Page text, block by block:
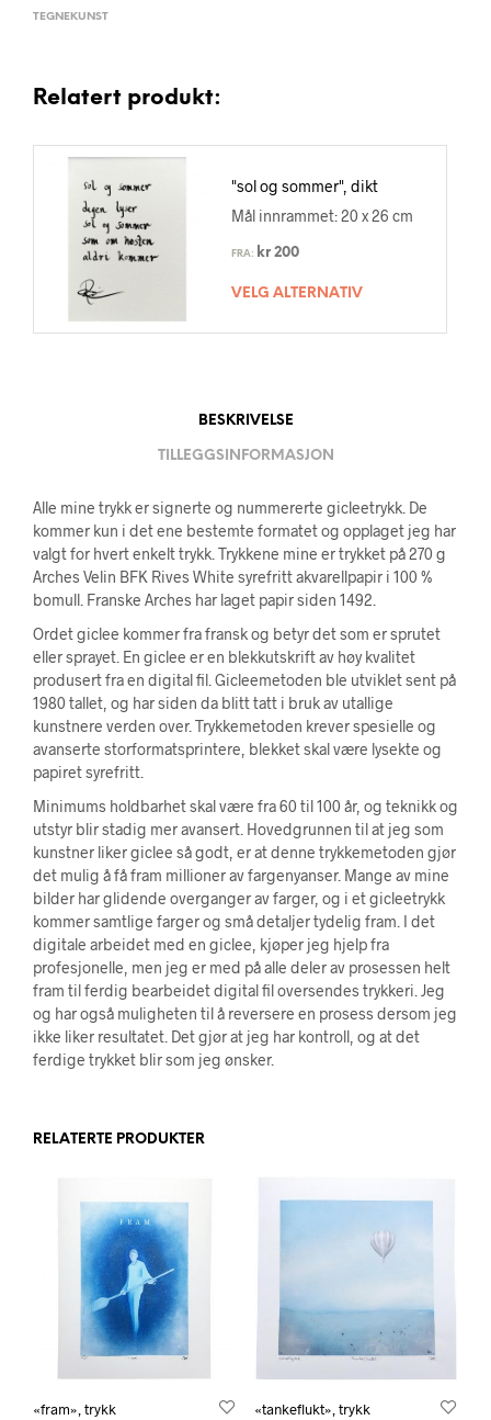
TEGNEKUNST
Relatert produkt:
"sol og sommer", dikt
Mål innrammet: 20 x 26 cm
FRA: kr 200
VELG ALTERNATIV
BESKRIVELSE
TILLEGGSINFORMASJON
Alle mine trykk er signerte og nummererte gicleetrykk. De
kommer kun i det ene bestemte formatet og opplaget jeg har
valgt for hvert enkelt trykk. Trykkene mine er trykket på 270 g
Arches Velin BFK Rives White syrefritt akvarellpapir i 100 %
bomull. Franske Arches har laget papir siden 1492.
Ordet giclee kommer fra fransk og betyr det som er sprutet
eller sprayet. En giclee er en blekkutskrift av høy kvalitet
produsert fra en digital fil. Gicleemetoden ble utviklet sent på
1980 tallet, og har siden da blitt tatt i bruk av utallige
kunstnere verden over. Trykkemetoden krever spesielle og
avanserte storformatsprintere, blekket skal være lysekte og
papiret syrefritt.
Minimums holdbarhet skal være fra 60 til 100 år, og teknikk og
utstyr blir stadig mer avansert. Hovedgrunnen til at jeg som
kunstner liker giclee så godt, er at denne trykkemetoden gjør
det mulig å få fram millioner av fargenyanser. Mange av mine
bilder har glidende overganger av farger, og i et gicleetrykk
kommer samtlige farger og små detaljer tydelig fram. I det
digitale arbeidet med en giclee, kjøper jeg hjelp fra
profesjonelle, men jeg er med på alle deler av prosessen helt
fram til ferdig bearbeidet digital fil oversendes trykkeri. Jeg
og har også muligheten til å reversere en prosess dersom jeg
ikke liker resultatet. Det gjør at jeg har kontroll, og at det
ferdige trykket blir som jeg ønsker.
RELATERTE PRODUKTER
«fram», trykk «tankeflukt», trykk